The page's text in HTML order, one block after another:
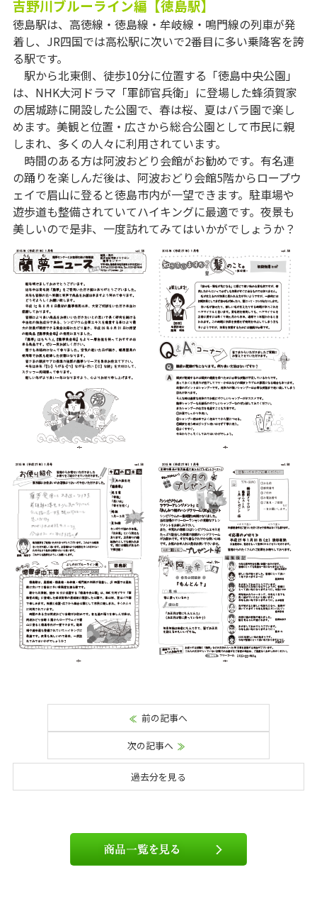
吉野川ブルーライン編【徳島駅】
徳島駅は、高徳線・徳島線・牟岐線・鳴門線の列車が発
着し、JR四国では高松駅に次いで2番目に多い乗降客を誇
る駅です。
駅から北東側、徒歩10分に位置する「徳島中央公園」
は、NHK大河ドラマ「軍師官兵衛」に登場した蜂須賀家
の居城跡に開設した公園で、春は桜、夏はバラ園で楽し
めます。美観と位置・広さから総合公園として市民に親
しまれ、多くの人々に利用されています。
時間のある方は阿波おどり会館がお勧めです。有名連
の踊りを楽しんだ後は、阿波おどり会館5階からロープウ
ェイで眉山に登ると徳島市内が一望できます。駐車場や
遊歩道も整備されていてハイキングに最適です。夜景も
美しいので是非、一度訪れてみてはいかがでしょうか？
前の記事へ
次の記事へ
過去分を見る